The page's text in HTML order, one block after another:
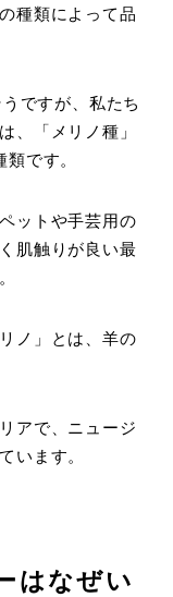
種類によって品
ですが、私たち
、「メリノ種」
です。
ットや手芸用の
肌触りが良い最
ノ」とは、羊の
アで、ニュージ
います。
はなぜい